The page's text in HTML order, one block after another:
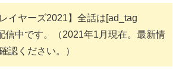
イヤーズ2021】全話は[ad_tag
信中です。（2021年1月現在。最新情
認ください。）